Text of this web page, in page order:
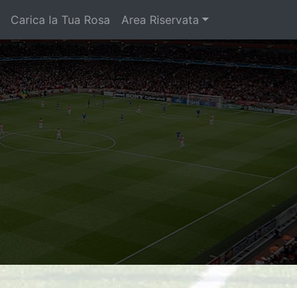
Carica la Tua Rosa Area Riservata